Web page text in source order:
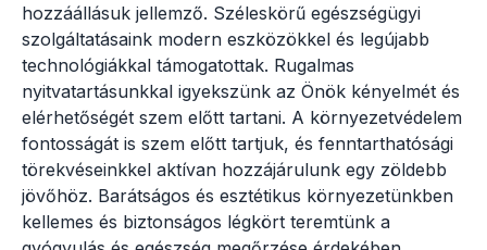
hozzáállásuk jellemző. Széleskörű egészségügyi
szolgáltatásaink modern eszközökkel és legújabb
technológiákkal támogatottak. Rugalmas
nyitvatartásunkkal igyekszünk az Önök kényelmét és
elérhetőségét szem előtt tartani. A környezetvédelem
fontosságát is szem előtt tartjuk, és fenntarthatósági
törekvéseinkkel aktívan hozzájárulunk egy zöldebb
jövőhöz. Barátságos és esztétikus környezetünkben
kellemes és biztonságos légkört teremtünk a